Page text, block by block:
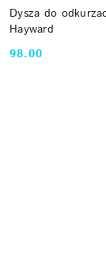
Dysza do
Hayward
Cena:
98.00